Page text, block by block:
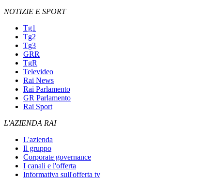
NOTIZIE E SPORT
Tg1
Tg2
Tg3
GRR
TgR
Televideo
Rai News
Rai Parlamento
GR Parlamento
Rai Sport
L'AZIENDA RAI
L'azienda
Il gruppo
Corporate governance
I canali e l'offerta
Informativa sull'offerta tv